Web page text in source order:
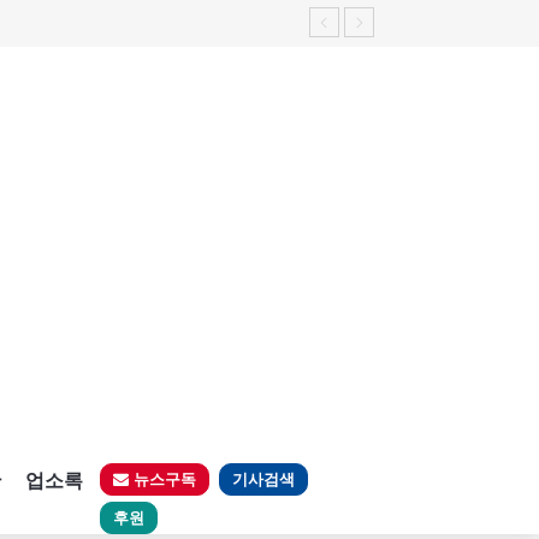
업소록 뉴스구독 기사검색
후원